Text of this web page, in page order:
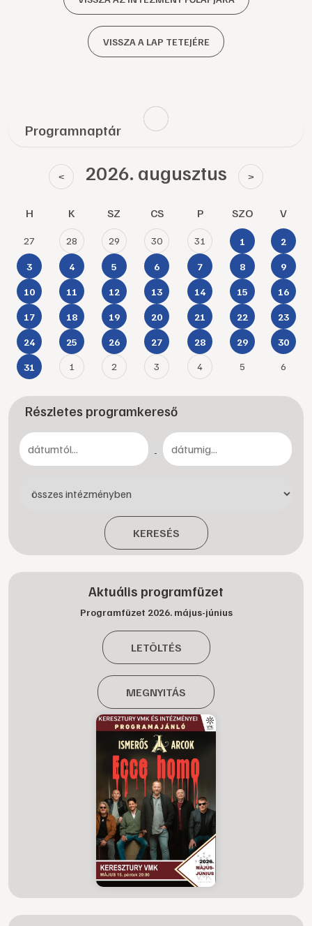
VISSZA A LAP TETEJÉRE
Programnaptár
< 2026. augusztus >
H K SZ CS P SZO V
27 28 29 30 31 1 2
3 4 5 6 7 8 9
10 11 12 13 14 15 16
17 18 19 20 21 22 23
24 25 26 27 28 29 30
31 1 2 3 4 5 6
Részletes programkereső
-
KERESÉS
Aktuális programfüzet
Programfüzet 2026. május-június
LETÖLTÉS
MEGNYITÁS